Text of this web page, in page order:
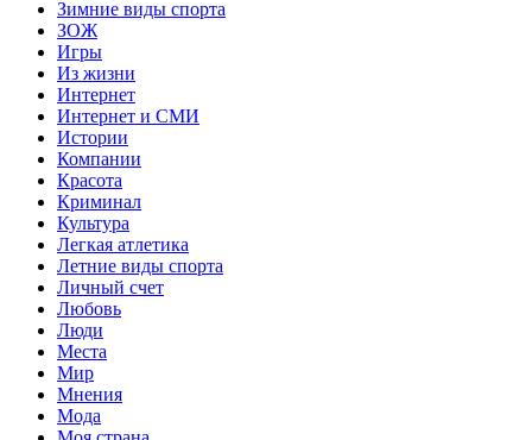
Зимние виды спорта
ЗОЖ
Игры
Из жизни
Интернет
Интернет и СМИ
Истории
Компании
Красота
Криминал
Культура
Легкая атлетика
Летние виды спорта
Личный счет
Любовь
Люди
Места
Мир
Мнения
Мода